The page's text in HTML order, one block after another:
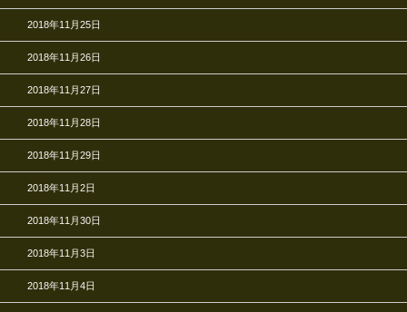
2018年11月25日
2018年11月26日
2018年11月27日
2018年11月28日
2018年11月29日
2018年11月2日
2018年11月30日
2018年11月3日
2018年11月4日